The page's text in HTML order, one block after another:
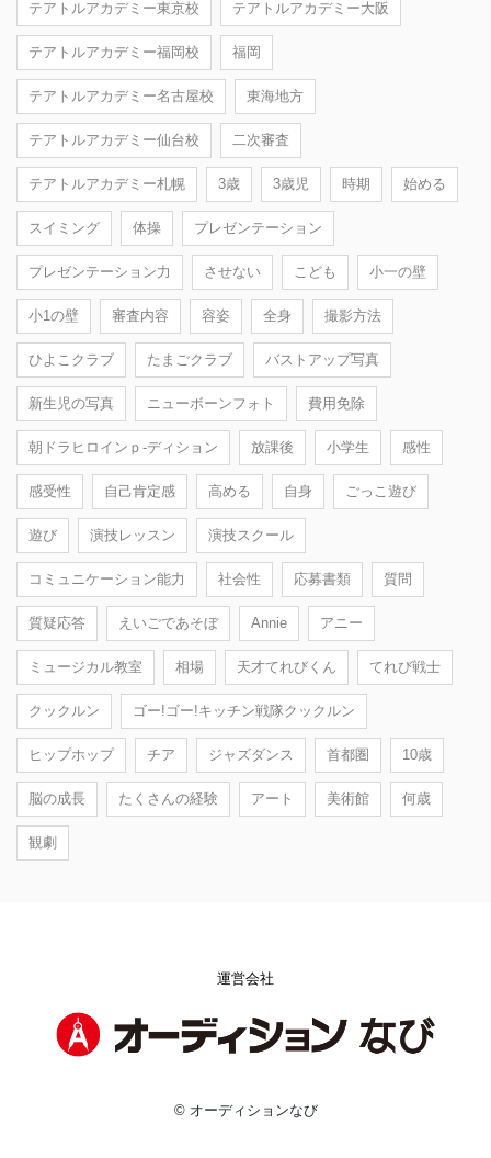
テアトルアカデミー東京校 テアトルアカデミー大阪
テアトルアカデミー福岡校 福岡
テアトルアカデミー名古屋校 東海地方
テアトルアカデミー仙台校 二次審査
テアトルアカデミー札幌 3歳 3歳児 時期 始める
スイミング 体操 プレゼンテーション
プレゼンテーション力 させない こども 小一の壁
小1の壁 審査内容 容姿 全身 撮影方法
ひよこクラブ たまごクラブ バストアップ写真
新生児の写真 ニューボーンフォト 費用免除
朝ドラヒロインｐ-ディション 放課後 小学生 感性
感受性 自己肯定感 高める 自身 ごっこ遊び
遊び 演技レッスン 演技スクール
コミュニケーション能力 社会性 応募書類 質問
質疑応答 えいごであそぼ Annie アニー
ミュージカル教室 相場 天才てれびくん てれび戦士
クックルン ゴー!ゴー!キッチン戦隊クックルン
ヒップホップ チア ジャズダンス 首都圏 10歳
脳の成長 たくさんの経験 アート 美術館 何歳
観劇
運営会社
© オーディションなび